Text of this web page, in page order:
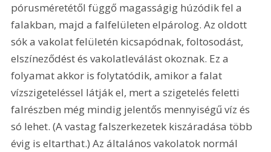
pórusméretétől függő magasságig húzódik fel a
falakban, majd a falfelületen elpárolog. Az oldott
sók a vakolat felületén kicsapódnak, foltosodást,
elszíneződést és vakolatleválást okoznak. Ez a
folyamat akkor is folytatódik, amikor a falat
vízszigeteléssel látják el, mert a szigetelés feletti
falrészben még mindig jelentős mennyiségű víz és
só lehet. (A vastag falszerkezetek kiszáradása több
évig is eltarthat.) Az általános vakolatok normál